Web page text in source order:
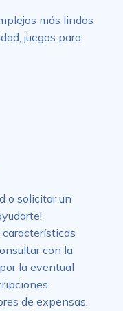
más lindos
juegos para
o solicitar un
con la
la eventual
de expensas,